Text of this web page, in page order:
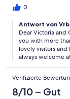
0
Antwort von
Dear Victoria and
you with more
lovely visitors
always welcome
Verifizierte
8/10 – Gut